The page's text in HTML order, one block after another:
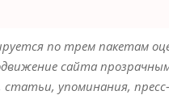
по трем пакетам
сайта
статьи, упоминания,